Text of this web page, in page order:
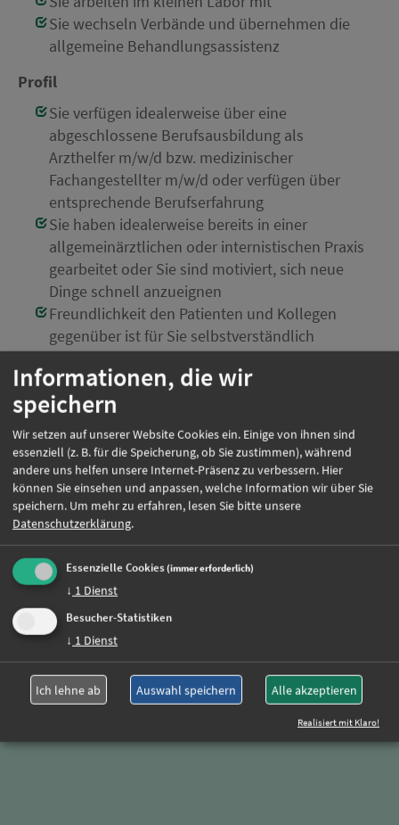
Sie wechseln Verbände und übernehmen die
allgemeine Behandlungsassistenz
Profil
Sie verfügen idealerweise über eine
abgeschlossene Berufsausbildung als
Arzthelfer m/w/d bzw. medizinischer
Fachangestellter m/w/d oder verfügen über
entsprechende Berufserfahrung
Sie haben idealerweise bereits in einer
allgemeinärztlichen oder internistischen Praxis
gearbeitet oder Sie sind motiviert, sich neue
Dinge schnell anzueignen
Freundlichkeit den Patienten und Kollegen
gegenüber ist für Sie selbstverständlich
Einsatzort:München
Beschäftigungsart:
Jetzt online bewerben
Weitere Jobs
Oder rufen Sie uns einfach an:
+49 (0)89 590 68 65-0
Informationen, die wir
speichern
Wir setzen auf unserer Website Cookies ein. Einige von ihnen sind
essenziell (z. B. für die Speicherung, ob Sie zustimmen), während
andere uns helfen unsere Internet-Präsenz zu verbessern. Hier
können Sie einsehen und anpassen, welche Information wir über Sie
speichern. Um mehr zu erfahren, lesen Sie bitte unsere
Datenschutzerklärung.
Essenzielle Cookies(immer erforderlich)
↓ 1 Dienst
Besucher-Statistiken
↓ 1 Dienst
Ich lehne ab Auswahl speichern Alle akzeptieren
Realisiert mit Klaro!